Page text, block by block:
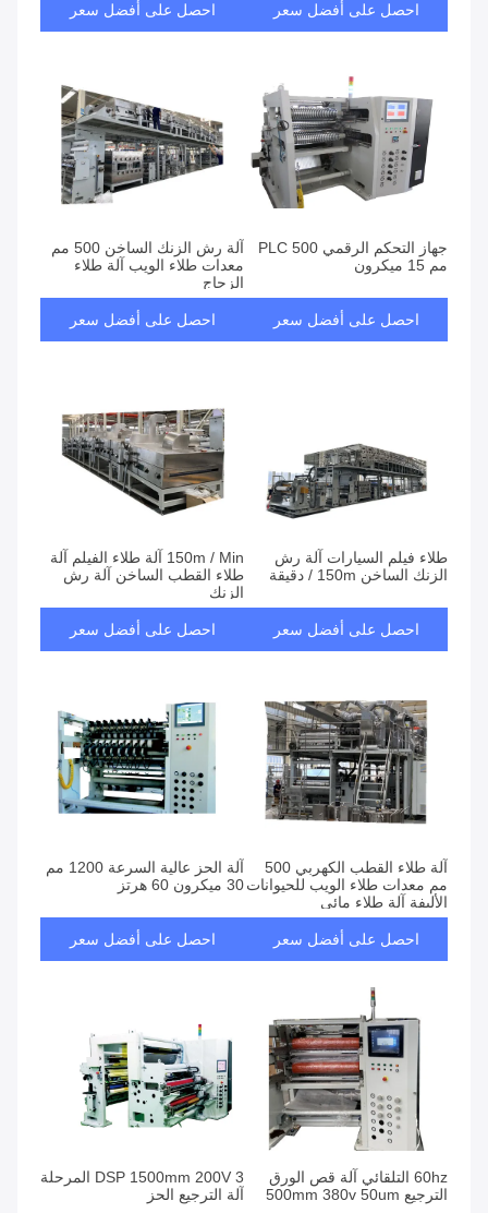
احصل على أفضل سعر احصل على أفضل سعر
جهاز التحكم الرقمي PLC 500
مم 15 ميكرون
احصل على أفضل سعر
آلة رش الزنك الساخن 500 مم
معدات طلاء الويب آلة طلاء
الزجاج
احصل على أفضل سعر
طلاء فيلم السيارات آلة رش
الزنك الساخن 150m / دقيقة
احصل على أفضل سعر
150m / Min آلة طلاء الفيلم آلة
طلاء القطب الساخن آلة رش
الزنك
احصل على أفضل سعر
آلة طلاء القطب الكهربي 500
مم معدات طلاء الويب للحيوانات
الأليفة آلة طلاء مائي
احصل على أفضل سعر
آلة الحز عالية السرعة 1200 مم
30 ميكرون 60 هرتز
احصل على أفضل سعر
60hz التلقائي آلة قص الورق
الترجيع 500mm 380v 50um
DSP 1500mm 200V 3 المرحلة
آلة الترجيع الحز